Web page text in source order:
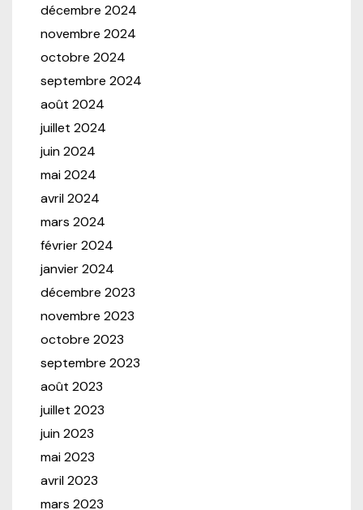
décembre 2024
novembre 2024
octobre 2024
septembre 2024
août 2024
juillet 2024
juin 2024
mai 2024
avril 2024
mars 2024
février 2024
janvier 2024
décembre 2023
novembre 2023
octobre 2023
septembre 2023
août 2023
juillet 2023
juin 2023
mai 2023
avril 2023
mars 2023